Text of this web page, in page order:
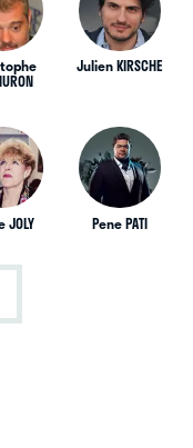
Julien KIRSCHE
JOLY Pene PATI